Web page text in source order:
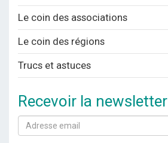
Le coin des associations
Le coin des régions
Trucs et astuces
Recevoir la newsletter